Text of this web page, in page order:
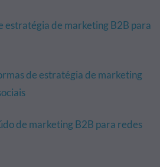
estratégia de marketing B2B para
de estratégia de marketing
de marketing B2B para redes